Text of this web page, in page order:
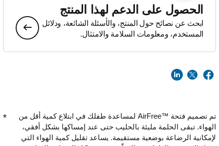
الحصول على الدعم لهذا المنتج
ابحث عن نصائح حول المنتج، والأسئلة الشائعة، ودلائل
المستخدم، ومعلومات السلامة والامتثال.
تم تصميم فتحة AirFree™‎ لمساعدة طفلك في ابتلاع كمية أقل من
الهواء. تبقى الحلمة مليئة بالحليب حتى عند إمساكها بشكل أفقي،
لإمكانية الرضاعة بوضعية مستقيمة. يساعد تقليل كمية الهواء التي